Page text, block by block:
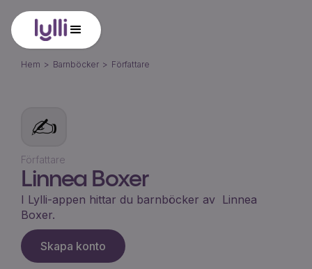
Hem > Barnböcker > Författare
✍️
Författare
Linnea Boxer
I Lylli-appen hittar du barnböcker av Linnea
Boxer.
Skapa konto